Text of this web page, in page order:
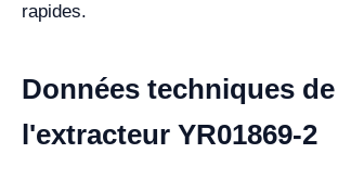
rapides.
Données techniques de
l'extracteur YR01869-2